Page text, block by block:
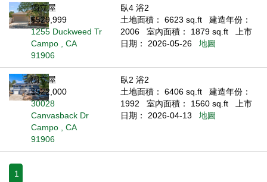
獨立屋
$529,999
1255 Duckweed Tr
Campo , CA
91906
臥4 浴2
土地面積： 6623 sq.ft
建造年份：
2006
室內面積： 1879 sq.ft
上市
日期： 2026-05-26
地圖
獨立屋
$522,000
30028
Canvasback Dr
Campo , CA
91906
臥2 浴2
土地面積： 6406 sq.ft
建造年份：
1992
室內面積： 1560 sq.ft
上市
日期： 2026-04-13
地圖
1